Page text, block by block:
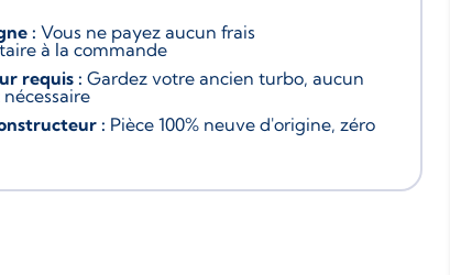
: Vous ne payez aucun frais
à la commande
requis : Gardez votre ancien turbo, aucun
: Pièce 100% neuve d'origine, zéro